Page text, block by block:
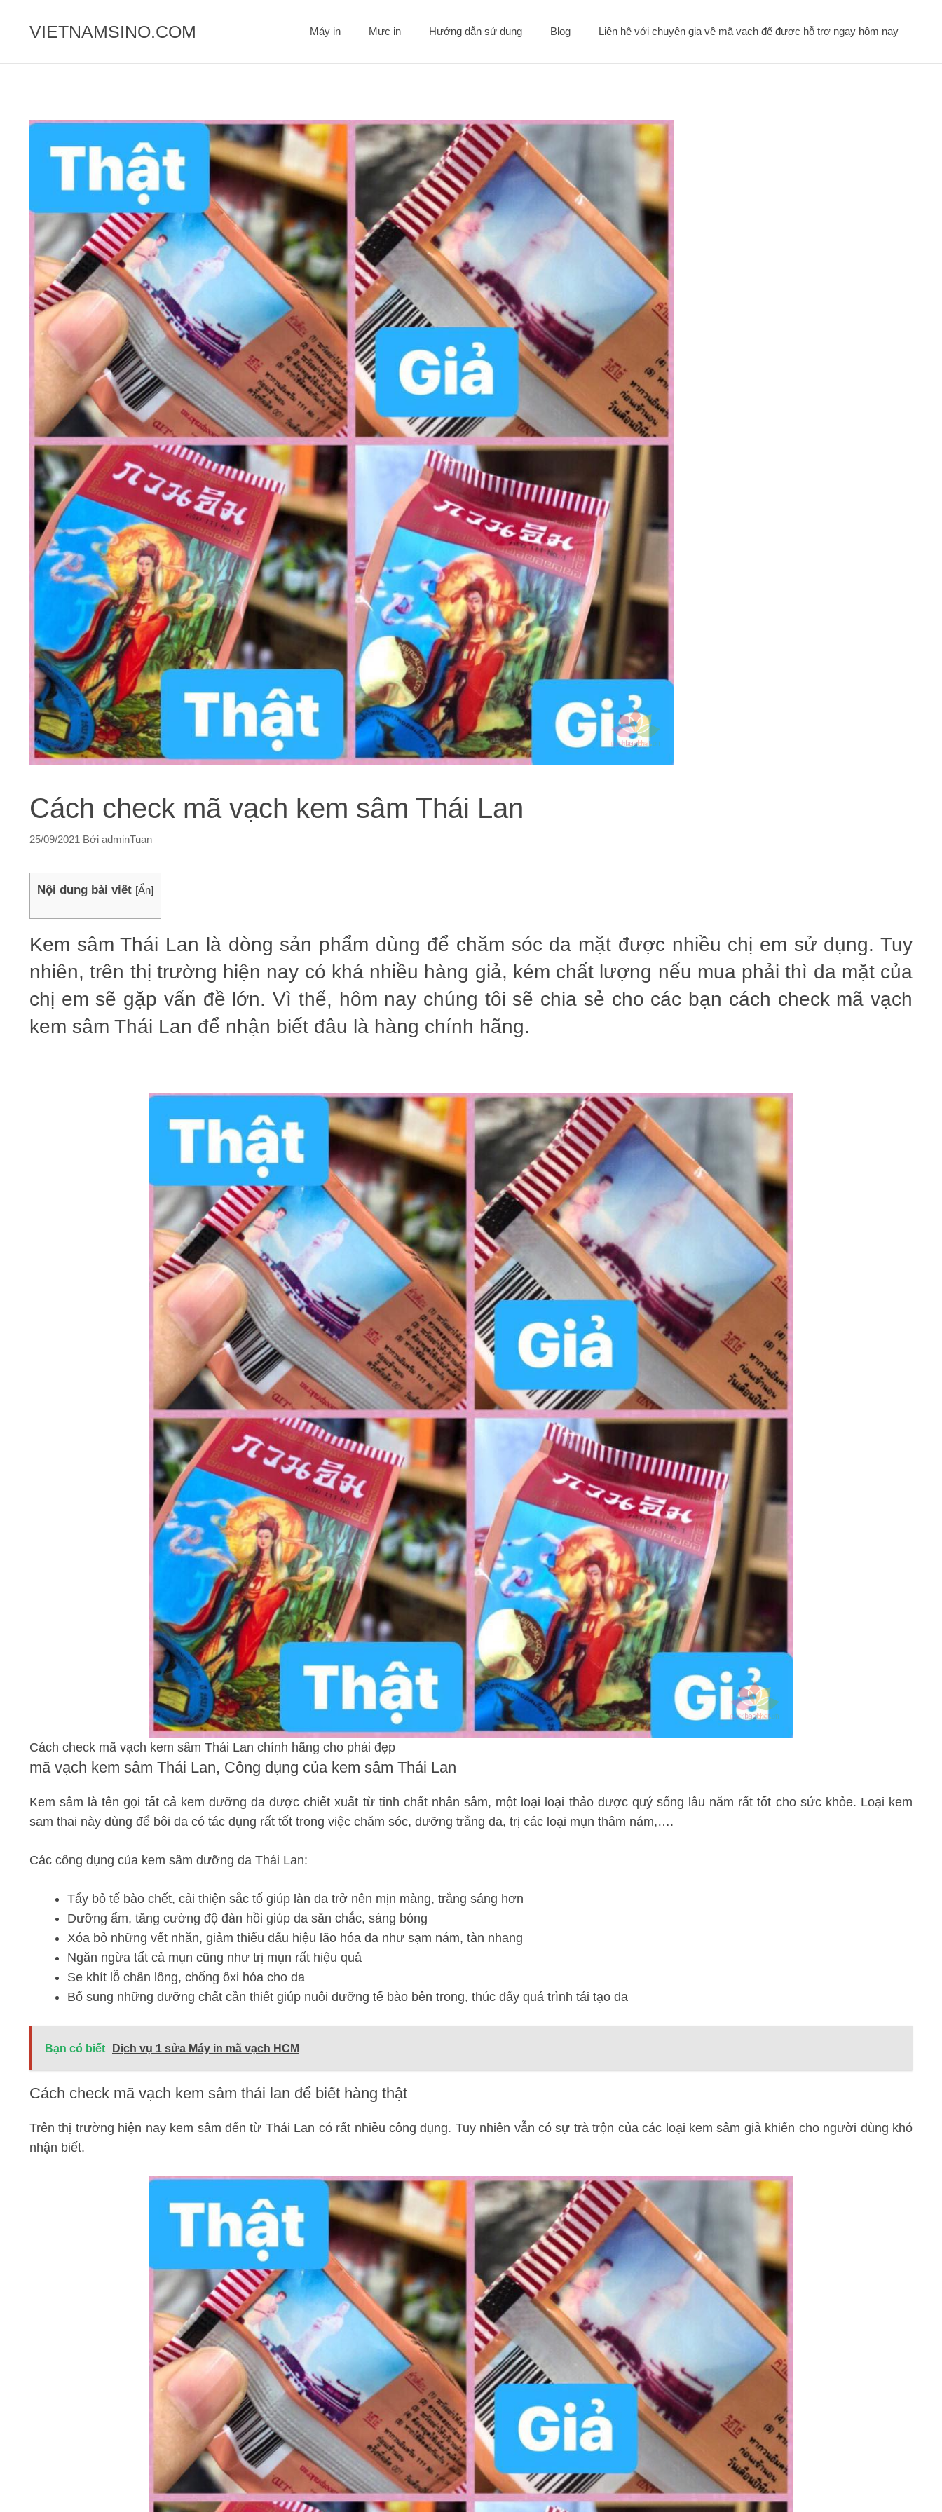
dung
VIETNAMSINO.COM Máy in Mực in Hướng dẫn sử dụng Blog Liên hệ với chuyên gia về mã vạch để được hỗ trợ ngay hôm nay
Cách check mã vạch kem sâm Thái Lan
25/09/2021 Bởi adminTuan
Nội dung bài viết [Ẩn]
Kem sâm Thái Lan là dòng sản phẩm dùng để chăm sóc da mặt được nhiều chị em sử dụng. Tuy
nhiên, trên thị trường hiện nay có khá nhiều hàng giả, kém chất lượng nếu mua phải thì da mặt của
chị em sẽ gặp vấn đề lớn. Vì thế, hôm nay chúng tôi sẽ chia sẻ cho các bạn cách check mã vạch
kem sâm Thái Lan để nhận biết đâu là hàng chính hãng.
Cách check mã vạch kem sâm Thái Lan chính hãng cho phái đẹp
mã vạch kem sâm Thái Lan, Công dụng của kem sâm Thái Lan
Kem sâm là tên gọi tất cả kem dưỡng da được chiết xuất từ tinh chất nhân sâm, một loại loại thảo dược quý sống lâu năm rất tốt cho sức khỏe. Loại kem
sam thai này dùng để bôi da có tác dụng rất tốt trong việc chăm sóc, dưỡng trắng da, trị các loại mụn thâm nám,….
Các công dụng của kem sâm dưỡng da Thái Lan:
Tẩy bỏ tế bào chết, cải thiện sắc tố giúp làn da trở nên mịn màng, trắng sáng hơn
Dưỡng ẩm, tăng cường độ đàn hồi giúp da săn chắc, sáng bóng
Xóa bỏ những vết nhăn, giảm thiểu dấu hiệu lão hóa da như sạm nám, tàn nhang
Ngăn ngừa tất cả mụn cũng như trị mụn rất hiệu quả
Se khít lỗ chân lông, chống ôxi hóa cho da
Bổ sung những dưỡng chất cần thiết giúp nuôi dưỡng tế bào bên trong, thúc đẩy quá trình tái tạo da
Bạn có biết Dịch vụ 1 sửa Máy in mã vạch HCM
Cách check mã vạch kem sâm thái lan để biết hàng thật
Trên thị trường hiện nay kem sâm đến từ Thái Lan có rất nhiều công dụng. Tuy nhiên vẫn có sự trà trộn của các loại kem sâm giả khiến cho người dùng khó
nhận biết.